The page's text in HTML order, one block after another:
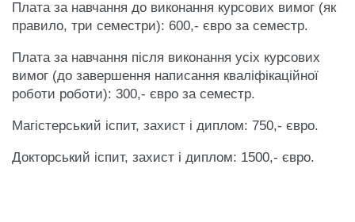
Плата за навчання до виконання курсових вимог (як
правило, три семестри): 600,- євро за семестр.
Плата за навчання після виконання усіх курсових
вимог (до завершення написання кваліфікаційної
роботи роботи): 300,- євро за семестр.
Магістерський іспит, захист і диплом: 750,- євро.
Докторський іспит, захист і диплом: 1500,- євро.